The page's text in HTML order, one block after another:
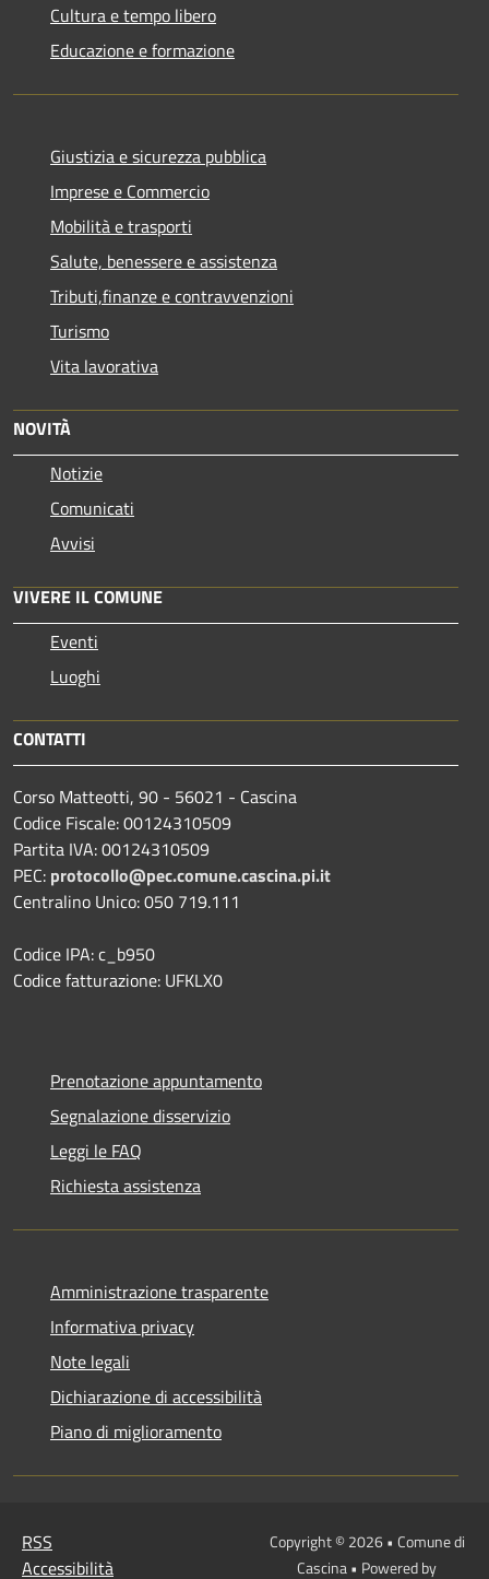
Cultura e tempo libero
Educazione e formazione
Giustizia e sicurezza pubblica
Imprese e Commercio
Mobilità e trasporti
Salute, benessere e assistenza
Tributi,finanze e contravvenzioni
Turismo
Vita lavorativa
NOVITÀ
Notizie
Comunicati
Avvisi
VIVERE IL COMUNE
Eventi
Luoghi
CONTATTI
Corso Matteotti, 90 - 56021 - Cascina
Codice Fiscale: 00124310509
Partita IVA: 00124310509
PEC: protocollo@pec.comune.cascina.pi.it
Centralino Unico: 050 719.111
Codice IPA: c_b950
Codice fatturazione: UFKLX0
Prenotazione appuntamento
Segnalazione disservizio
Leggi le FAQ
Richiesta assistenza
Amministrazione trasparente
Informativa privacy
Note legali
Dichiarazione di accessibilità
Piano di miglioramento
RSS
Accessibilità
Copyright © 2026 • Comune di
Cascina • Powered by